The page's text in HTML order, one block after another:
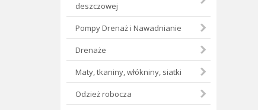
deszczowej
Pompy Drenaż i Nawadnianie
Drenaże
Maty, tkaniny, włókniny, siatki
Odzież robocza